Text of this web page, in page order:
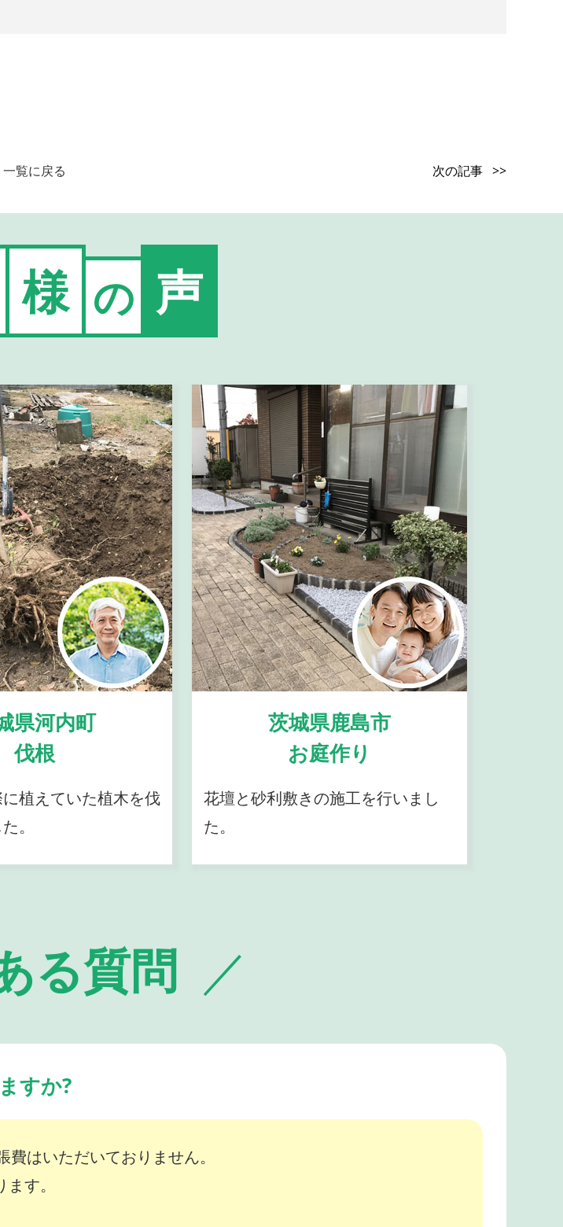
一覧に戻る 次の記事 >>
様 の 声
県河内町
伐根
植えていた植木を伐
。
茨城県鹿島市
お庭作り
花壇と砂利敷きの施工を行いまし
た。
る質問
すか?
はいただいておりません。
す。